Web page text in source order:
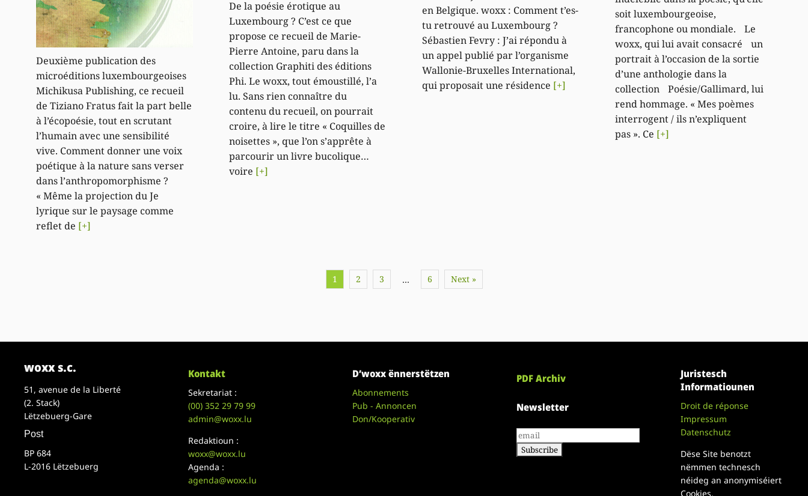
Deuxième publication des
microéditions luxembourgeoises
Michikusa Publishing, ce recueil
de Tiziano Fratus fait la part belle
à l’écopoésie, tout en scrutant
l’humain avec une sensibilité
vive. Comment donner une voix
poétique à la nature sans verser
dans l’anthropomorphisme ?
« Même la projection du Je
lyrique sur le paysage comme
reflet de [+]
De la poésie érotique au
Luxembourg ? C’est ce que
propose ce recueil de Marie-
Pierre Antoine, paru dans la
collection Graphiti des éditions
Phi. Le woxx, tout émoustillé, l’a
lu. Sans rien connaître du
contenu du recueil, on pourrait
croire, à lire le titre « Coquilles de
noisettes », que l’on s’apprête à
parcourir un livre bucolique…
voire [+]
en Belgique. woxx : Comment t’es-
tu retrouvé au Luxembourg ?
Sébastien Fevry : J’ai répondu à
un appel publié par l’organisme
Wallonie-Bruxelles International,
qui proposait une résidence [+]
soit luxembourgeoise,
francophone ou mondiale. Le
woxx, qui lui avait consacré un
portrait à l’occasion de la sortie
d’une anthologie dans la
collection Poésie/Gallimard, lui
rend hommage. « Mes poèmes
interrogent / ils n’expliquent
pas ». Ce [+]
1 2 3 … 6 Next »
woxx s.c.
51, avenue de la Liberté
(2. Stack)
Lëtzebuerg-Gare
Post
BP 684
L-2016 Lëtzebuerg
Kontakt
Sekretariat :
(00)352 29 79 99
admin@woxx.lu
Redaktioun :
woxx@woxx.lu
Agenda :
agenda@woxx.lu
D’woxx ënnerstëtzen
Abonnements
Pub - Annoncen
Don/Kooperativ
PDF Archiv
Newsletter
Juristesch
Informatiounen
Droit de réponse
Impressum
Datenschutz
Dëse Site benotzt
nëmmen technesch
néideg an anonymiséiert
Cookies.